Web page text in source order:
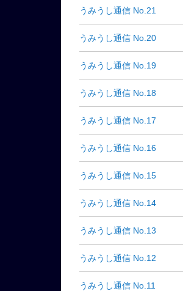
うみうし通信 No.21
うみうし通信 No.20
うみうし通信 No.19
うみうし通信 No.18
うみうし通信 No.17
うみうし通信 No.16
うみうし通信 No.15
うみうし通信 No.14
うみうし通信 No.13
うみうし通信 No.12
うみうし通信 No.11